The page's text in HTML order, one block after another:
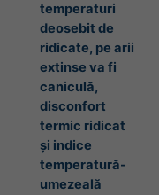
temperaturi
deosebit de
ridicate, pe arii
extinse va fi
caniculă,
disconfort
termic ridicat
și indice
temperatură-
umezeală